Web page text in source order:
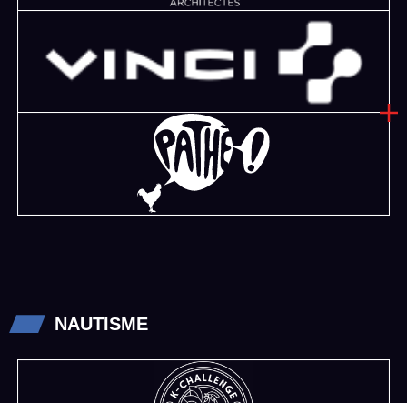
NAUTISME